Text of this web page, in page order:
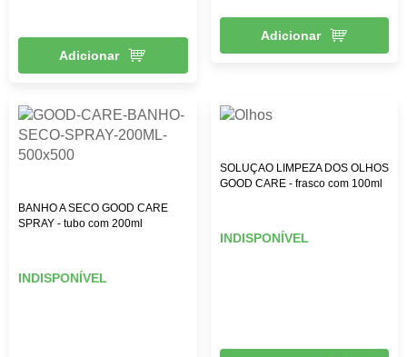
Adicionar
Adicionar
BANHO A SECO GOOD CARE
SPRAY - tubo com 200ml
INDISPONÍVEL
SOLUÇAO LIMPEZA DOS OLHOS
GOOD CARE - frasco com 100ml
INDISPONÍVEL